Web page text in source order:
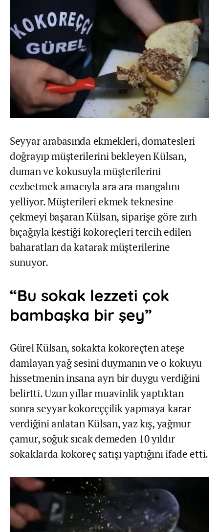
Seyyar arabasında ekmekleri, domatesleri
doğrayıp müşterilerini bekleyen Külsan,
duman ve kokusuyla müşterilerini
cezbetmek amacıyla ara ara mangalını
yelliyor. Müşterileri ekmek teknesine
çekmeyi başaran Külsan, siparişe göre zırh
bıçağıyla kestiği kokoreçleri tercih edilen
baharatları da katarak müşterilerine
sunuyor.
“Bu sokak lezzeti çok
bambaşka bir şey”
Gürel Külsan, sokakta kokoreçten ateşe
damlayan yağ sesini duymanın ve o kokuyu
hissetmenin insana ayrı bir duygu verdiğini
belirtti. Uzun yıllar muavinlik yaptıktan
sonra seyyar kokoreççilik yapmaya karar
verdiğini anlatan Külsan, yaz kış, yağmur
çamur, soğuk sıcak demeden 10 yıldır
sokaklarda kokoreç satışı yaptığını ifade etti.